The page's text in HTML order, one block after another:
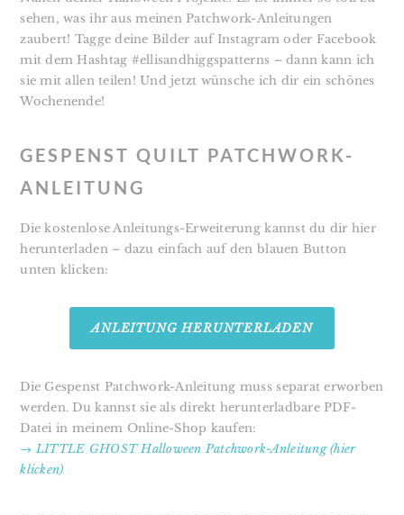
sehen, was ihr aus meinen Patchwork-Anleitungen
zaubert! Tagge deine Bilder auf Instagram oder Facebook
mit dem Hashtag #ellisandhiggspatterns – dann kann ich
sie mit allen teilen! Und jetzt wünsche ich dir ein schönes
Wochenende!
GESPENST QUILT PATCHWORK-
ANLEITUNG
Die kostenlose Anleitungs-Erweiterung kannst du dir hier
herunterladen – dazu einfach auf den blauen Button
unten klicken:
ANLEITUNG HERUNTERLADEN
Die Gespenst Patchwork-Anleitung muss separat erworben
werden. Du kannst sie als direkt herunterladbare PDF-
Datei in meinem Online-Shop kaufen:
→ LITTLE GHOST Halloween Patchwork-Anleitung (hier
klicken)